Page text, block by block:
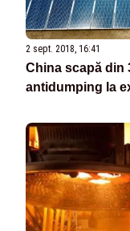
2 sept. 2018, 16:41
China scapă din
antidumping la